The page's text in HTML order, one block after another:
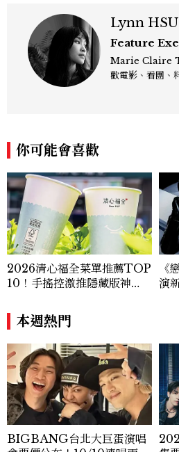
Lynn HSU
Feature
Marie Claire
歡電影、看團、
你可能會喜歡
2026清心福全菜單推薦TOP
10！手搖控激推隱藏版神
《
演
本週熱門
BIGBANG台北大巨蛋演唱